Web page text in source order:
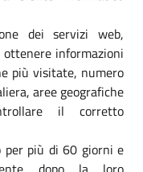
dei servizi web,
informazioni
più visitate, numero
aree geografiche
il corretto
per più di 60 giorni e